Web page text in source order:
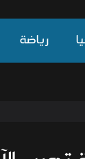
رياضة